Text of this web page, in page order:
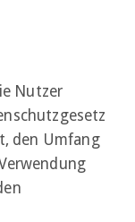
Nutzer
den Umfang